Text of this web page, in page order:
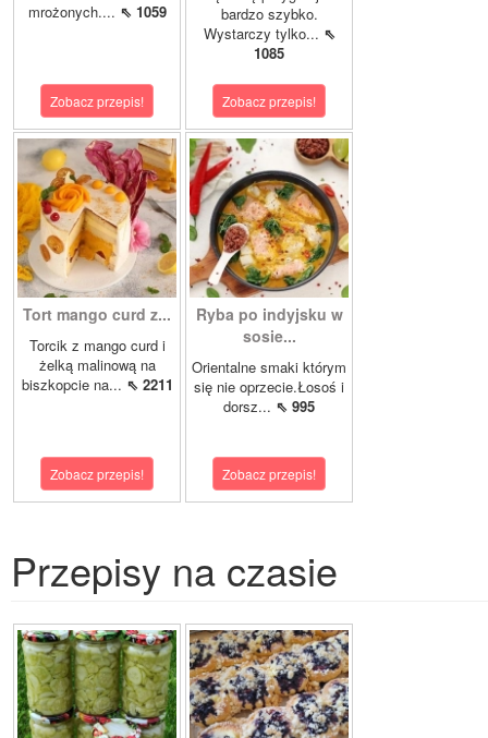
mrożonych.... ⇖ 1059
Zobacz przepis!
bardzo szybko.
Wystarczy tylko... ⇖
1085
Zobacz przepis!
Tort mango curd z...
Torcik z mango curd i
żelką malinową na
biszkopcie na... ⇖ 2211
Zobacz przepis!
Ryba po indyjsku w
sosie...
Orientalne smaki którym
się nie oprzecie.Łosoś i
dorsz... ⇖ 995
Zobacz przepis!
Przepisy na czasie